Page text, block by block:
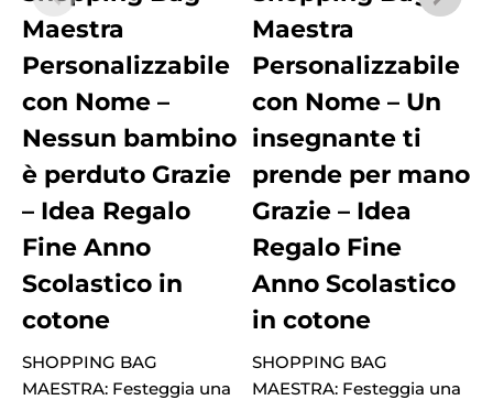
Maestra
Personalizzabile
con Nome –
Nessun bambino
è perduto Grazie
– Idea Regalo
Fine Anno
Scolastico in
cotone
SHOPPING BAG
MAESTRA: Festeggia una
Maestra
Personalizzabile
con Nome – Un
insegnante ti
prende per mano
Grazie – Idea
Regalo Fine
Anno Scolastico
in cotone
SHOPPING BAG
MAESTRA: Festeggia una